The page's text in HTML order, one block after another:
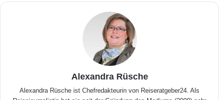
Alexandra Rüsche
Alexandra Rüsche ist Chefredakteurin von Reiseratgeber24. Als